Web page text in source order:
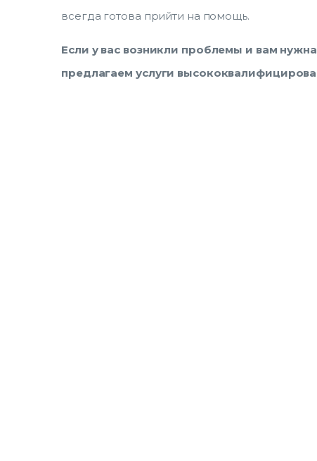
всегда готова прийти на помощь.
Если у вас возникли проблемы и вам
предлагаем услуги